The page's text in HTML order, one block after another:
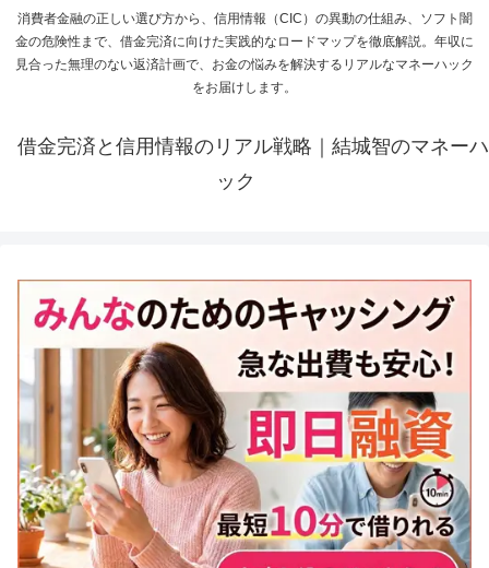
消費者金融の正しい選び方から、信用情報（CIC）の異動の仕組み、ソフト闇
金の危険性まで、借金完済に向けた実践的なロードマップを徹底解説。年収に
見合った無理のない返済計画で、お金の悩みを解決するリアルなマネーハック
をお届けします。
借金完済と信用情報のリアル戦略｜結城智のマネーハ
ック